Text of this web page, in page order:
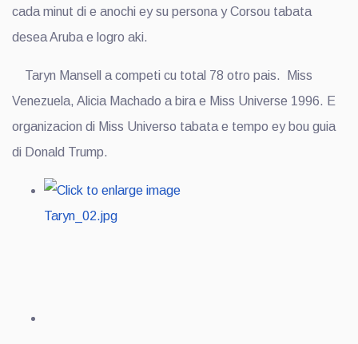
cada minut di e anochi ey su persona y Corsou tabata
desea Aruba e logro aki.
Taryn Mansell a competi cu total 78 otro pais. Miss
Venezuela, Alicia Machado a bira e Miss Universe 1996. E
organizacion di Miss Universo tabata e tempo ey bou guia
di Donald Trump.